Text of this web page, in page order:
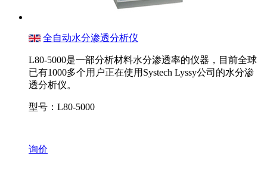
全自动水分渗透分析仪
L80-5000是一部分析材料水分渗透率的仪器，目前全球
已有1000多个用户正在使用Systech Lyssy公司的水分渗
透分析仪。
型号：L80-5000
询价